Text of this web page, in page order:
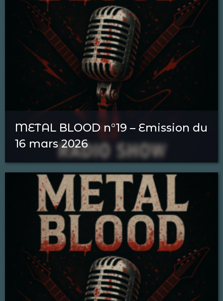
METAL BLOOD n°19 – Emission du
16 mars 2026